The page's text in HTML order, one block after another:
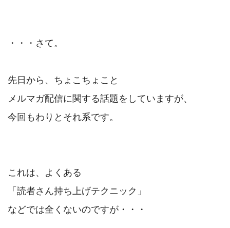
・・・さて。
先日から、ちょこちょこと
メルマガ配信に関する話題をしていますが、
今回もわりとそれ系です。
これは、よくある
「読者さん持ち上げテクニック」
などでは全くないのですが・・・